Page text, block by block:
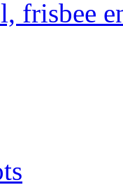
frisbee